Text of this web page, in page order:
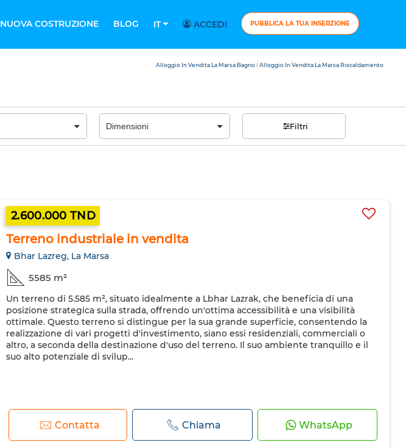
NUOVA COSTRUZIONE BLOG IT ACCEDI PUBBLICA LA TUA INSERZIONE
Alloggio In Vendita La Marsa Bagno / Alloggio In Vendita La Marsa Riscaldamento
Filtri
2.600.000 TND
Terreno industriale in vendita
Bhar Lazreg, La Marsa
5585 m²
Un terreno di 5.585 m², situato idealmente a Lbhar Lazrak, che beneficia di una
posizione strategica sulla strada, offrendo un'ottima accessibilità e una visibilità
ottimale. Questo terreno si distingue per la sua grande superficie, consentendo la
realizzazione di vari progetti d'investimento, siano essi residenziali, commerciali o
altro, a seconda della destinazione d'uso del terreno. Il suo ambiente tranquillo e il
suo alto potenziale di svilup...
Contatta Chiama WhatsApp